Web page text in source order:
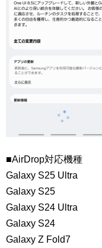
■AirDrop対応機種
Galaxy S25 Ultra
Galaxy S25
Galaxy S24 Ultra
Galaxy S24
Galaxy Z Fold7